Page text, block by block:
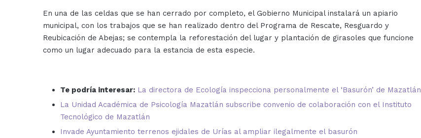
En una de las celdas que se han cerrado por completo, el Gobierno Municipal instalará un apiario
municipal, con los trabajos que se han realizado dentro del Programa de Rescate, Resguardo y
Reubicación de Abejas; se contempla la reforestación del lugar y plantación de girasoles que funcione
como un lugar adecuado para la estancia de esta especie.
Te podría interesar: La directora de Ecología inspecciona personalmente el ‘Basurón’ de Mazatlán
La Unidad Académica de Psicología Mazatlán subscribe convenio de colaboración con el Instituto
Tecnológico de Mazatlán
Invade Ayuntamiento terrenos ejidales de Urías al ampliar ilegalmente el basurón